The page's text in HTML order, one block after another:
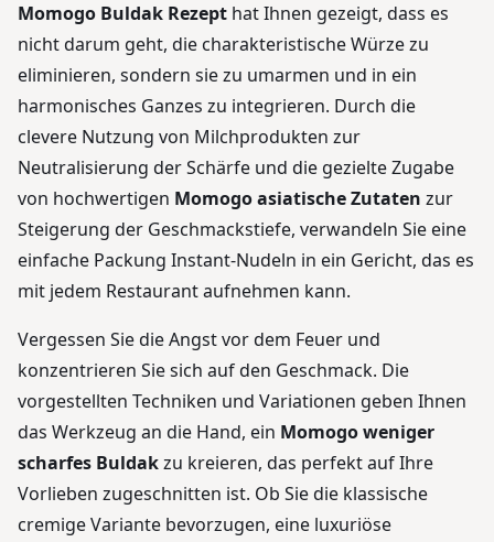
Momogo Buldak Rezept hat Ihnen gezeigt, dass es
nicht darum geht, die charakteristische Würze zu
eliminieren, sondern sie zu umarmen und in ein
harmonisches Ganzes zu integrieren. Durch die
clevere Nutzung von Milchprodukten zur
Neutralisierung der Schärfe und die gezielte Zugabe
von hochwertigen Momogo asiatische Zutaten zur
Steigerung der Geschmackstiefe, verwandeln Sie eine
einfache Packung Instant-Nudeln in ein Gericht, das es
mit jedem Restaurant aufnehmen kann.
Vergessen Sie die Angst vor dem Feuer und
konzentrieren Sie sich auf den Geschmack. Die
vorgestellten Techniken und Variationen geben Ihnen
das Werkzeug an die Hand, ein Momogo weniger
scharfes Buldakzu kreieren, das perfekt auf Ihre
Vorlieben zugeschnitten ist. Ob Sie die klassische
cremige Variante bevorzugen, eine luxuriöse